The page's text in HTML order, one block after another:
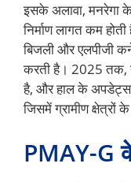
इसके अलावा, मनरेगा
निर्माण लागत कम
बिजली और एलपीजी
करती है। 2025 तक,
है, और हाल के अपडेट्स
जिसमें ग्रामीण क्षेत्रों
PMAY-G